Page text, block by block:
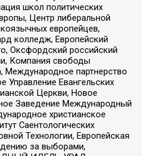
школ политических
Центр либеральной
европейцев,
колледж, Европейский
Оксфордский российский
Компания свободы
партнерство
Управление Евангельских
Церкви, Новое
Заведение Международный
христианское
Саентологических
Технологии, Европейская
за выборами,